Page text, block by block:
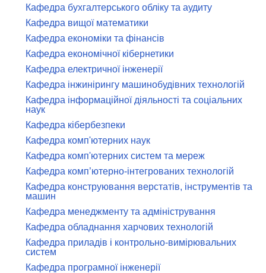
Кафедра бухгалтерського обліку та аудиту
Кафедра вищої математики
Кафедра економіки та фінансів
Кафедра економічної кібернетики
Кафедра електричної інженерії
Кафедра інжинірингу машинобудівних технологій
Кафедра інформаційної діяльності та соціальних
наук
Кафедра кібербезпеки
Кафедра комп'ютерних наук
Кафедра комп'ютерних систем та мереж
Кафедра комп’ютерно-інтегрованих технологій
Кафедра конструювання верстатів, інструментів та
машин
Кафедра менеджменту та адміністрування
Кафедра обладнання харчових технологій
Кафедра приладів і контрольно-вимірювальних
систем
Кафедра програмної інженерії